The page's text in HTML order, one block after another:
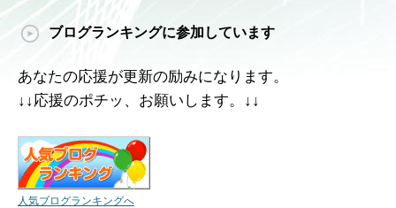
ブログランキングに参加しています
あなたの応援が更新の励みになります。
↓↓応援のポチッ、お願いします。↓↓
人気ブログランキングへ